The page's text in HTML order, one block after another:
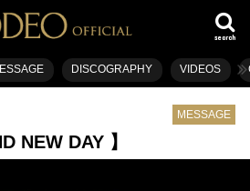
search
DISCOGRAPHY VIDEOS
MESSAGE
NEW DAY 】